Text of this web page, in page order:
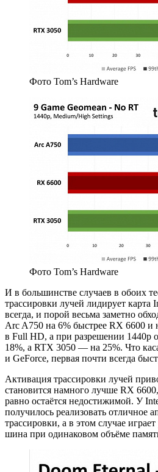
Фото Tom’s Hardware
Фото Tom’s Hardware
И в большинстве случаев в обоих
трассировки лучей лидирует карта
всегда, и порой весьма заметно
Arc A750 на 6% быстрее RX 6600 и
в Full HD, а при разрешении 1440p
18%, а RTX 3050 — на 25%. Что
и GeForce, первая почти всегда
Активация трассировки лучей
становится намного лучше RX
равно остаётся недостижимой. У
получилось реализовать отличное
трассировки, а в этом случае
шина при одинаковом объёме